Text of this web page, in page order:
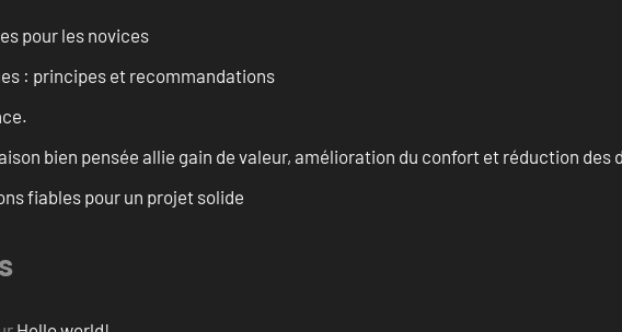
pour les novices
: principes et recommandations
bien pensée allie gain de valeur, amélioration du confort et réduction des
fiables pour un projet solide